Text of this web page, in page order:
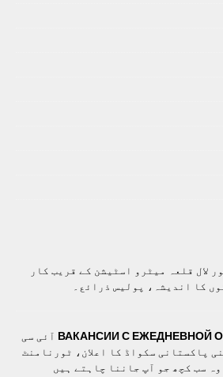
لال قلعہ میٹرو اسٹیشن کے قریب کار
کا انديشہ، پولیس ذرائع۔
ВАКАНСИИ С ЕЖЕДНЕВНОЙ آئی سی
20 ورلڈ کپ: 15 رکنی پاکستانی سکواڈ کا اعلان، ٹورنامنٹ
سب کچھ جو آپ جاننا چاہتے ہیں